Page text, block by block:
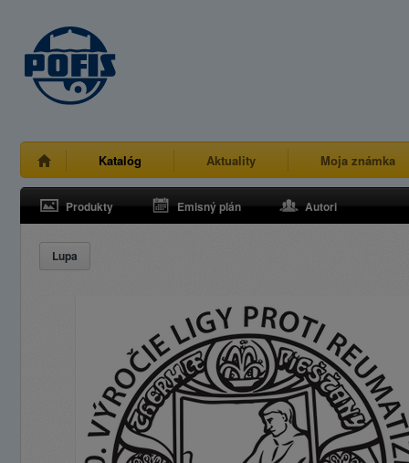
Katalóg Aktuality Moja známka
Produkty Emisný plán Autori
Lupa